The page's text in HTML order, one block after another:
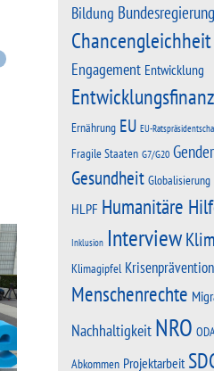
Bildung Bundesregierung
Chancengleichheit
Engagement Entwicklung
Ernährung EU EU-
Fragile Staaten G7/G20 Gender
Gesundheit Globalisierung
HLPF Humanitäre
Inklusion Interview
Klimagipfel Krisenprävention
Menschenrechte
Nachhaltigkeit NRO
Abkommen Projektarbeit